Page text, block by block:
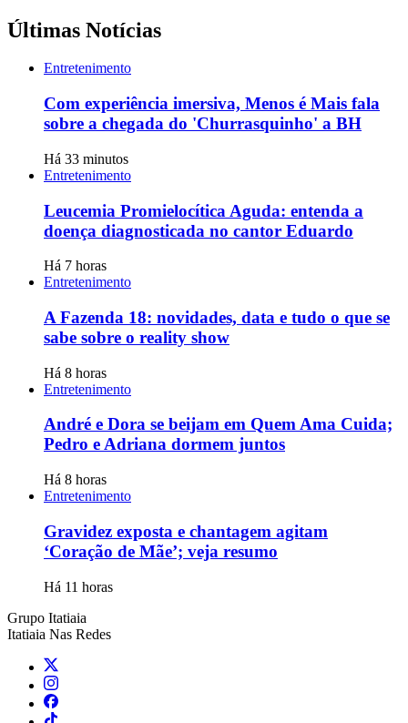
Últimas Notícias
Entretenimento
Com experiência imersiva, Menos é Mais fala
sobre a chegada do 'Churrasquinho' a BH
Há 33 minutos
Entretenimento
Leucemia Promielocítica Aguda: entenda a
doença diagnosticada no cantor Eduardo
Há 7 horas
Entretenimento
A Fazenda 18: novidades, data e tudo o que se
sabe sobre o reality show
Há 8 horas
Entretenimento
André e Dora se beijam em Quem Ama Cuida;
Pedro e Adriana dormem juntos
Há 8 horas
Entretenimento
Gravidez exposta e chantagem agitam
‘Coração de Mãe’; veja resumo
Há 11 horas
Grupo Itatiaia
Itatiaia Nas Redes